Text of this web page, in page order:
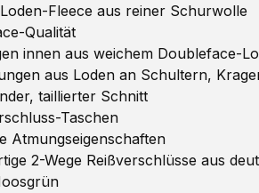
Fleece aus reiner Schurwolle
Qualität
innen aus weichem Doubleface-
aus Loden an Schultern,
taillierter Schnitt
Taschen
Atmungseigenschaften
2-Wege Reißverschlüsse aus